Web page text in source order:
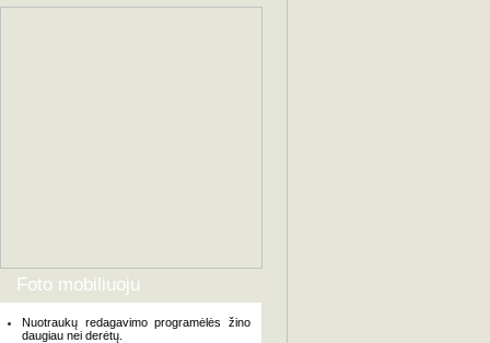
Foto mobiliuoju
Nuotraukų redagavimo programėlės žino
daugiau nei derėtų.